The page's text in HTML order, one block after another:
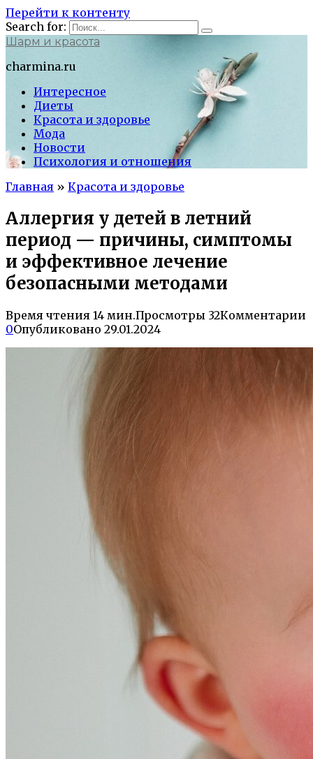
Перейти к контенту
Search for:
Шарм и красота
charmina.ru
Интересное
Диеты
Красота и здоровье
Мода
Новости
Психология и отношения
Главная » Красота и здоровье
Аллергия у детей в летний
период — причины, симптомы
и эффективное лечение
безопасными методами
Время чтения 14 мин.Просмотры 32Комментарии
0Опубликовано 29.01.2024